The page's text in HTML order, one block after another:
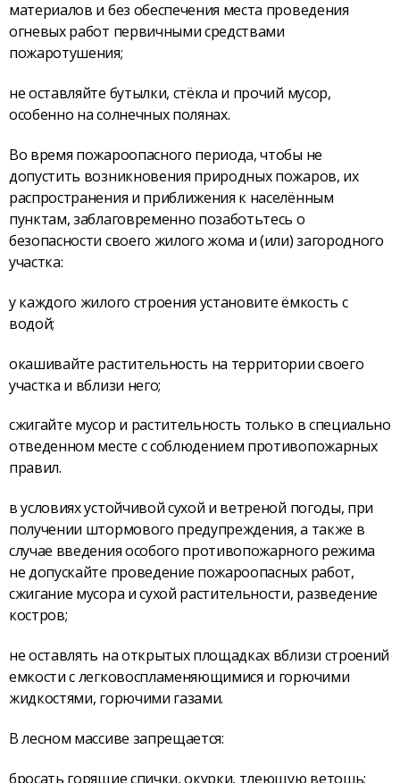
материалов и без обеспечения места проведения
огневых работ первичными средствами
пожаротушения;
не оставляйте бутылки, стёкла и прочий мусор,
особенно на солнечных полянах.
Во время пожароопасного периода, чтобы не
допустить возникновения природных пожаров, их
распространения и приближения к населённым
пунктам, заблаговременно позаботьтесь о
безопасности своего жилого жома и (или) загородного
участка:
у каждого жилого строения установите ёмкость с
водой;
окашивайте растительность на территории своего
участка и вблизи него;
сжигайте мусор и растительность только в специально
отведенном месте с соблюдением противопожарных
правил.
в условиях устойчивой сухой и ветреной погоды, при
получении штормового предупреждения, а также в
случае введения особого противопожарного режима
не допускайте проведение пожароопасных работ,
сжигание мусора и сухой растительности, разведение
костров;
не оставлять на открытых площадках вблизи строений
емкости с легковоспламеняющимися и горючими
жидкостями, горючими газами.
В лесном массиве запрещается:
бросать горящие спички, окурки, тлеющую ветошь;